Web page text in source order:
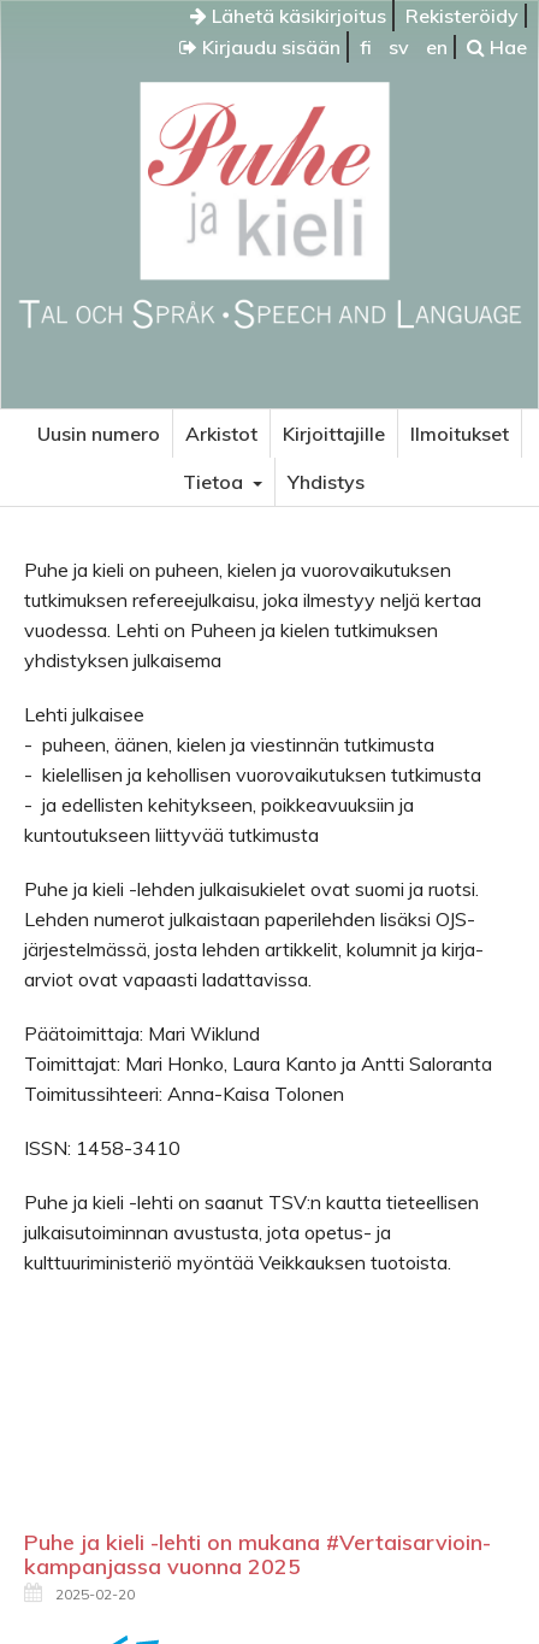
Lähetä käsikirjoitus
Rekisteröidy
Kirjaudu sisään
fi sv en Hae
Uusin numero Arkistot Kirjoittajille
Ilmoitukset
Tietoa
Yhdistys
Puhe ja kieli on puheen, kielen ja vuorovaikutuksen
tutkimuksen refereejulkaisu, joka ilmestyy neljä kertaa
vuodessa. Lehti on Puheen ja kielen tutkimuksen
yhdistyksen julkaisema
Lehti julkaisee
- puheen, äänen, kielen ja viestinnän tutkimusta
- kielellisen ja kehollisen vuorovaikutuksen tutkimusta
- ja edellisten kehitykseen, poikkeavuuksiin ja
kuntoutukseen liittyvää tutkimusta
Puhe ja kieli -lehden julkaisukielet ovat suomi ja ruotsi.
Lehden numerot julkaistaan paperilehden lisäksi OJS-
järjestelmässä, josta lehden artikkelit, kolumnit ja kirja-
arviot ovat vapaasti ladattavissa.
Päätoimittaja: Mari Wiklund
Toimittajat: Mari Honko, Laura Kanto ja Antti Saloranta
Toimitussihteeri: Anna-Kaisa Tolonen
ISSN: 1458-3410
Puhe ja kieli -lehti on saanut TSV:n kautta tieteellisen
julkaisutoiminnan avustusta, jota opetus- ja
kulttuuriministeriö myöntää Veikkauksen tuotoista.
Puhe ja kieli -lehti on mukana #Vertaisarvioin-
kampanjassa vuonna 2025
2025-02-20